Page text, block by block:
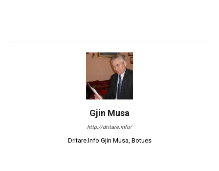
Gjin Musa
http://dritare.info/
Dritare.Info Gjin Musa, Botues